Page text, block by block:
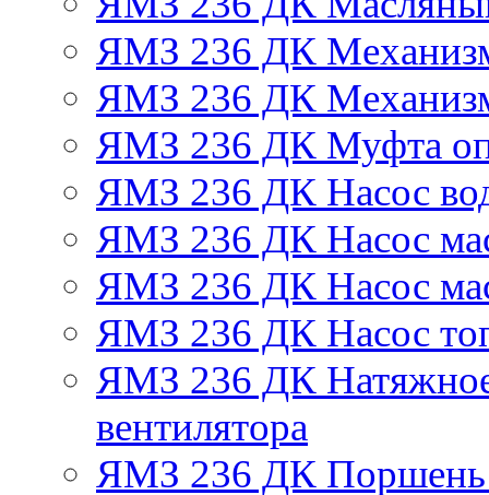
ЯМЗ 236 ДК
ЯМЗ 236 ДК
ЯМЗ 236 ДК Муфта
ЯМЗ 236 ДК Насос
ЯМЗ 236 ДК Насос
ЯМЗ 236 ДК Насос
ЯМЗ 236 ДК Насос
ЯМЗ 236 ДК Натяжное
вентилятора
ЯМЗ 236 ДК Поршень